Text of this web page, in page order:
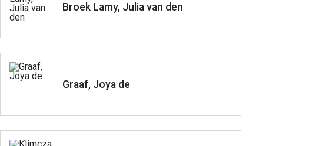
Broek Lamy, Julia van den
Graaf, Joya de